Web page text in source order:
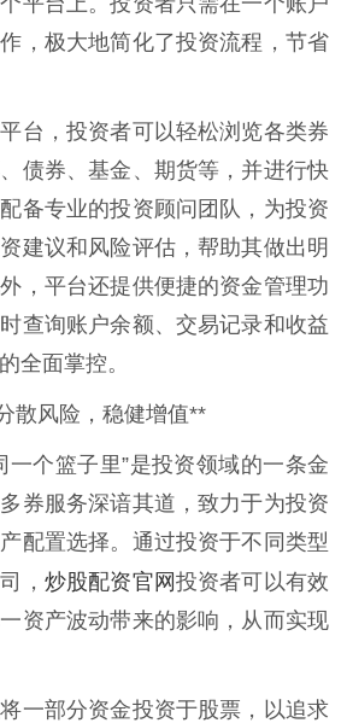
，极大地简化了投资流程，节省
台，投资者可以轻松浏览各类券
债券、基金、期货等，并进行快
备专业的投资顾问团队，为投资
建议和风险评估，帮助其做出明
，平台还提供便捷的资金管理功
查询账户余额、交易记录和收益
全面掌控。
散风险，稳健增值**
一个篮子里”是投资领域的一条金
券服务深谙其道，致力于为投资
配置选择。通过投资于不同类型
， 炒股配资官网投资者可以有效
资产波动带来的影响，从而实现
一部分资金投资于股票，以追求